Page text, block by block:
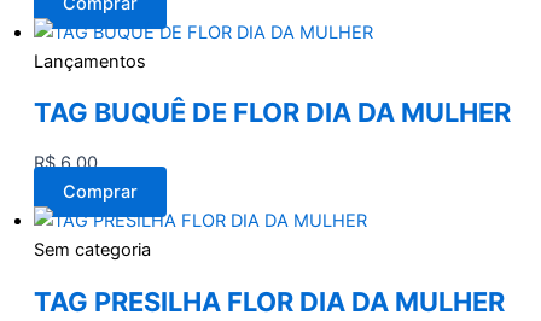
Lançamentos
TAG BUQUÊ DE FLOR DIA DA MULHER
R$6,00
Comprar
Sem categoria
TAG PRESILHA FLOR DIA DA MULHER